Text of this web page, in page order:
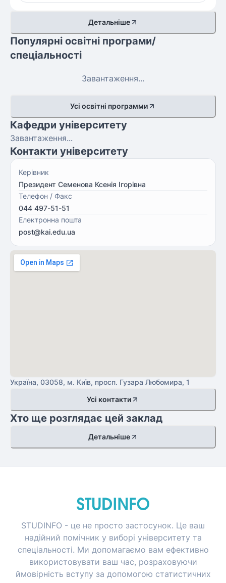
Детальніше
Популярні освітні програми/
спеціальності
Завантаження...
Усі освітні программи
Кафедри університету
Завантаження...
Контакти університету
Керівник
Президент Семенова Ксенія Ігорівна
Телефон / Факс
044 497-51-51
Електронна пошта
post@kai.edu.ua
Україна, 03058, м. Київ, просп. Гузара Любомира, 1
Усі контакти
Хто ще розглядає цей заклад
Детальніше
STUDINFO - це не просто застосунок. Це ваш
надійний помічник у виборі університету та
спеціальності. Ми допомагаємо вам ефективно
використовувати ваш час, розраховуючи
ймовірність вступу за допомогою статистичних